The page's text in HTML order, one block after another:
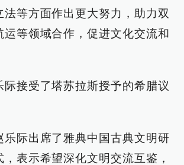
法等方面作出更大努力，助力双
运等领域合作，促进文化交流和
际接受了塔苏拉斯授予的希腊议
乐际出席了雅典中国古典文明研
表示希望深化文明交流互鉴，